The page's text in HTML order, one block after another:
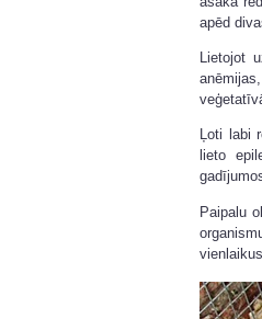
apēd
Lietojot
Ļoti labi
lieto
Paipalu